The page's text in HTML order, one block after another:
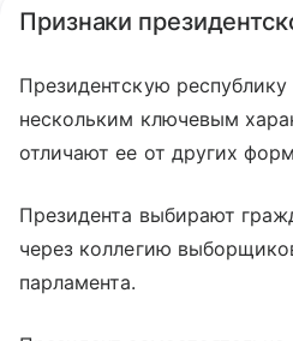
Признаки
Президентскую
нескольким ключевым
отличают ее от других
Президента выбирают
через коллегию
парламента.